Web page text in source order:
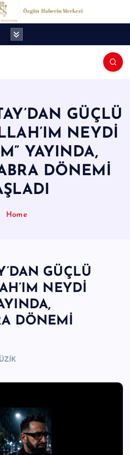
M
e
d
y
a
H
I
Ö
z
g
H
b
e
ri
GÜÇLÜ
NEYDİ
YAYINDA,
DÖNEMİ
Home
GÜÇLÜ
NEYDİ
DÖNEMİ